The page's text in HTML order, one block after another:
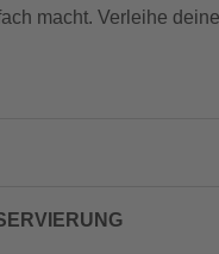
macht. Verleihe